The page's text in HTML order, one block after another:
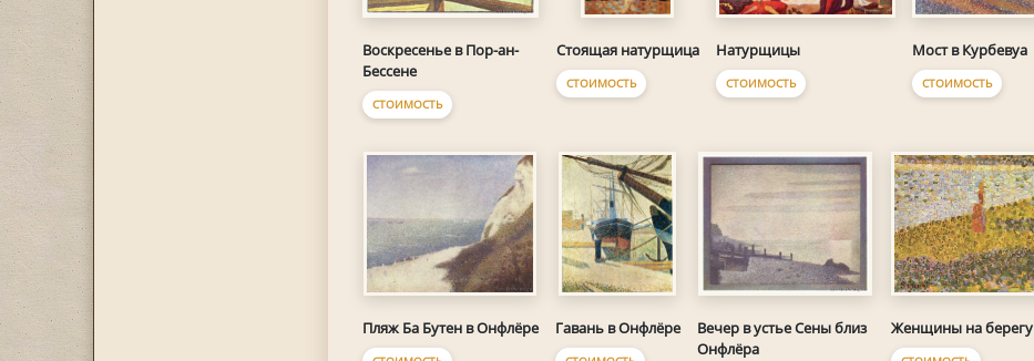
Воскресенье в Пор-ан-
Бессене
СТОИМОСТЬ
Стоящая натурщица
СТОИМОСТЬ
Натурщицы
СТОИМОСТЬ
Мост в Курбевуа
СТОИМОСТЬ
Пляж Ба Бутен в Онфлёре Гавань в Онфлёре
Вечер в устье Сены близ
Онфлёра
Женщины на берегу